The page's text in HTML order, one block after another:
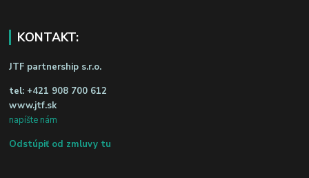
KONTAKT:
JTF partnership s.r.o.
tel: +421 908 700 612
www.jtf.sk
napíšte nám
Odstúpiť od zmluvy tu